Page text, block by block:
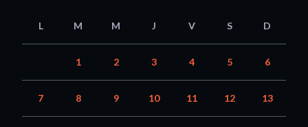
L M M J V S D
1 2 3 4 5 6
7 8 9 10 11 12 13